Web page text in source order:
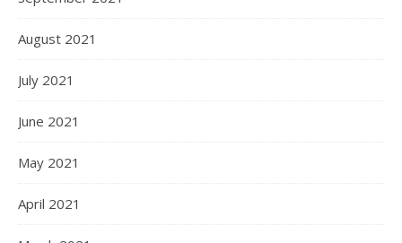
August 2021
July 2021
June 2021
May 2021
April 2021